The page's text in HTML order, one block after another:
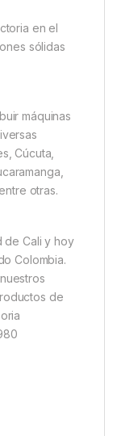
en el
sólidas
máquinas
Cúcuta,
otras.
de Cali y hoy
Colombia.
de